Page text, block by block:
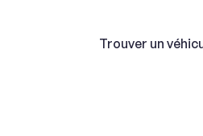
Trouver un